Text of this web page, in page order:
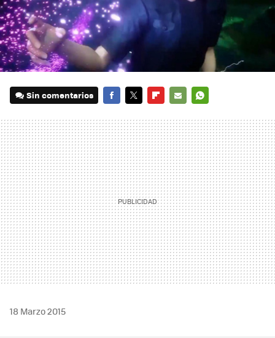
Sin comentarios
MAIL
18 Marzo 2015